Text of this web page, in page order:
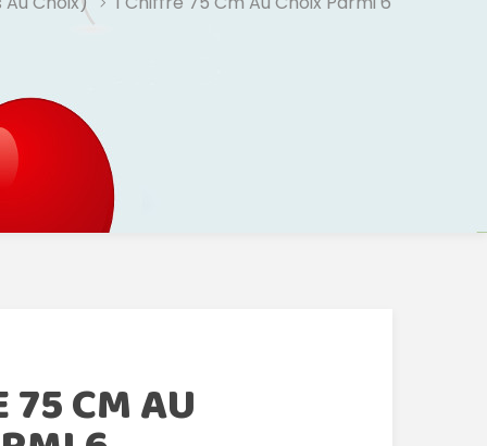
75 CM AU